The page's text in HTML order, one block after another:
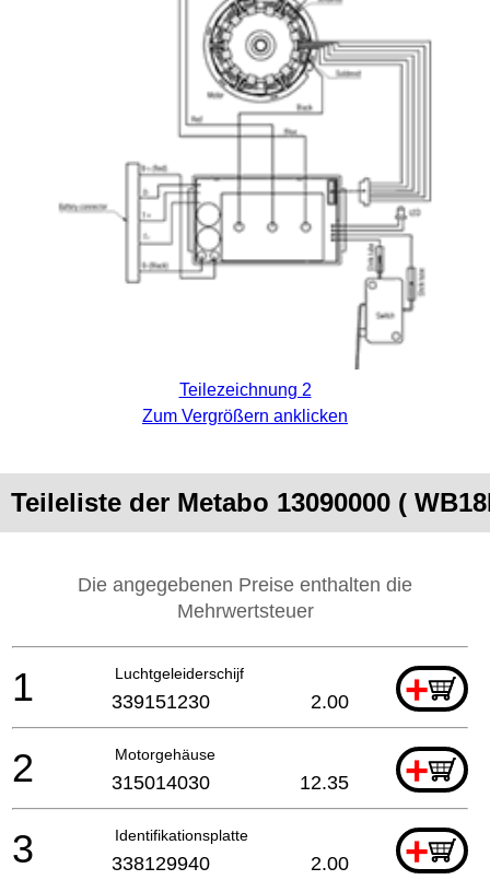
Teilezeichnung 2
Zum Vergrößern anklicken
Teileliste der Metabo 13090000 (
Die angegebenen Preise enthalten die
Mehrwertsteuer
Luchtgeleiderschijf +
1 339151230 2.00
Motorgehäuse +
2 315014030 12.35
Identifikationsplatte +
3 338129940 2.00